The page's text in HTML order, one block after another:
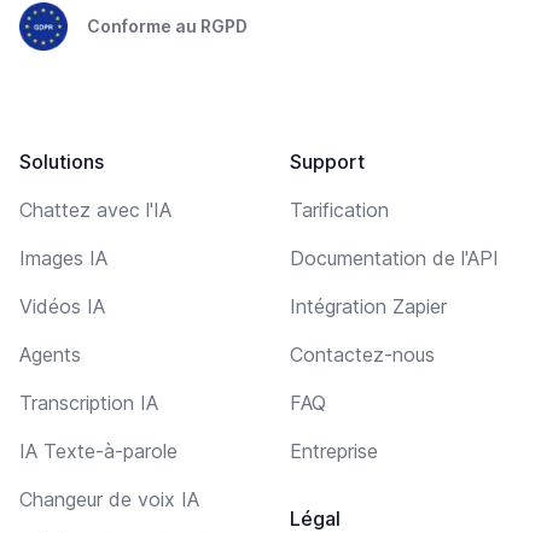
Conforme au RGPD
Solutions
Chattez avec l'IA
Images IA
Vidéos IA
Agents
Transcription IA
IA Texte-à-parole
Changeur de voix IA
Support
Tarification
Documentation de l'API
Intégration Zapier
Contactez-nous
FAQ
Entreprise
Légal